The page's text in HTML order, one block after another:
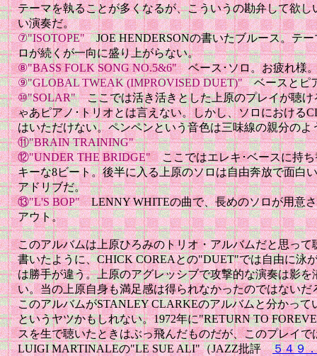
テーマを執ることが多くなるが、こういうの勘弁して欲
い演奏だ。
⑦"ISOTOPE"JOE HENDERSONの書いたブルース。テ
ロが続くが一向に盛り上がらない。
⑧"BASS FOLK SONG NO.5&6"ベース･ソロ。お疲れ様
⑨"GLOBAL TWEAK (IMPROVISED DUET)"ベースとピ
⑩"SOLAR"ここでは活き活きとした上原のプレイが聴
ゃあピアノ･トリオとは言えない。しかし、ソロにおける
はいただけない。ペンペンという音色は三味線の親分のよ
⑪"BRAIN TRAINING"
⑫"UNDER THE BRIDGE"ここではエレキ･ベースに持
キーな8ビート。後半に入る上原のソロは自由奔放で面白
アドリブだ。
⑬"L'S BOP"LENNY WHITEの曲で、長めのソロが用意
アウト。
このアルバムは上原ひろみのトリオ・アルバムだと思っ
書いたように、CHICK COREAとの"DUET"では自由に泳
は勝手が違う。上原のアグレッシブで攻撃的な演奏は影
い。当の上原自身も満足感は得られなかったのではないだ
このアルバムがSTANLEY CLARKEのアルバムと分かって
というヤツかもしれない。1972年に"RETURN TO
スを生で聴いたときはぶっ飛んだものだが、このプレイで
LUIGI MARTINALEの"LE SUE ALI"（JAZZ批評５４９．